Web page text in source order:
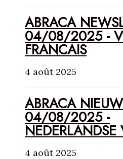
ABRACA
04/08/2025 -
FRANCAIS
4 août 2025
ABRACA
04/08/2025 -
NEDERLANDSE
4 août 2025